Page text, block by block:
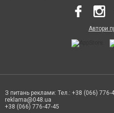
Автори
З питань реклами: Тел.: +38 (066) 776-
reklama@048.ua
+38 (066) 776-47-45